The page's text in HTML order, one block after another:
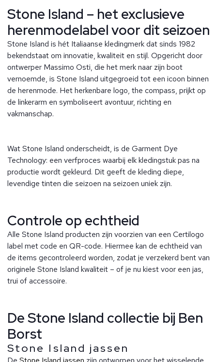
Stone Island – het exclusieve
herenmodelabel voor dit seizoen
Stone Island is hét Italiaanse kledingmerk dat sinds 1982
bekendstaat om innovatie, kwaliteit en stijl. Opgericht door
ontwerper Massimo Osti, die het merk naar zijn boot
vernoemde, is Stone Island uitgegroeid tot een icoon binnen
de herenmode. Het herkenbare logo, the compass, prijkt op
de linkerarm en symboliseert avontuur, richting en
vakmanschap.
Wat Stone Island onderscheidt, is de Garment Dye
Technology: een verfproces waarbij elk kledingstuk pas na
productie wordt gekleurd. Dit geeft de kleding diepe,
levendige tinten die seizoen na seizoen uniek zijn.
Controle op echtheid
Alle Stone Island producten zijn voorzien van een Certilogo
label met code en QR-code. Hiermee kan de echtheid van
de items gecontroleerd worden, zodat je verzekerd bent van
originele Stone Island kwaliteit – of je nu kiest voor een jas,
trui of accessoire.
De Stone Island collectie bij Ben
Borst
Stone Island jassen